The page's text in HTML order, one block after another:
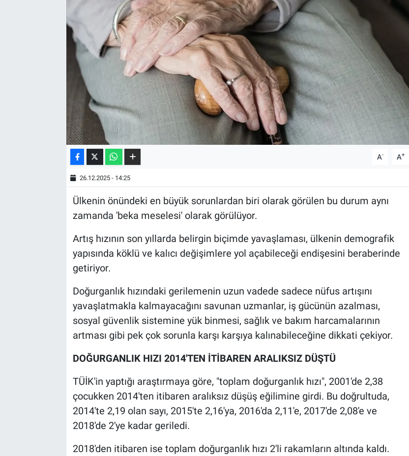
A- A+
26.12.2025 - 14:25
Ülkenin önündeki en büyük sorunlardan biri olarak görülen bu durum aynı
zamanda 'beka meselesi' olarak görülüyor.
Artış hızının son yıllarda belirgin biçimde yavaşlaması, ülkenin demografik
yapısında köklü ve kalıcı değişimlere yol açabileceği endişesini beraberinde
getiriyor.
Doğurganlık hızındaki gerilemenin uzun vadede sadece nüfus artışını
yavaşlatmakla kalmayacağını savunan uzmanlar, iş gücünün azalması,
sosyal güvenlik sistemine yük binmesi, sağlık ve bakım harcamalarının
artması gibi pek çok sorunla karşı karşıya kalınabileceğine dikkati çekiyor.
DOĞURGANLIK HIZI 2014'TEN İTİBAREN ARALIKSIZ DÜŞTÜ
TÜİK'in yaptığı araştırmaya göre, "toplam doğurganlık hızı", 2001'de 2,38
çocukken 2014'ten itibaren aralıksız düşüş eğilimine girdi. Bu doğrultuda,
2014'te 2,19 olan sayı, 2015'te 2,16'ya, 2016'da 2,11'e, 2017'de 2,08'e ve
2018'de 2'ye kadar geriledi.
2018'den itibaren ise toplam doğurganlık hızı 2'li rakamların altında kaldı.